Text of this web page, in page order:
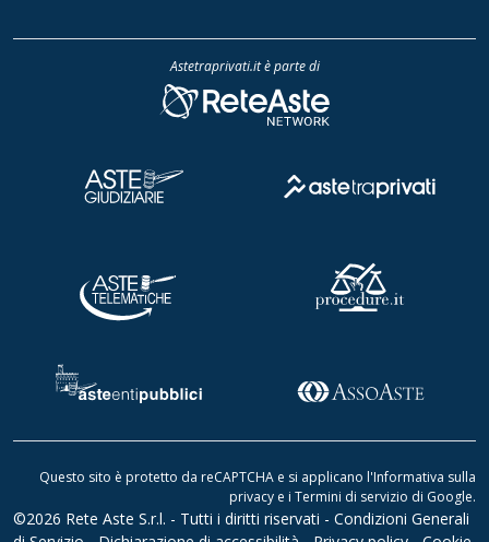
Astetraprivati.it è parte di
Questo sito è protetto da reCAPTCHA e si applicano l'Informativa sulla
privacy e i Termini di servizio di Google.
©2026 Rete Aste S.r.l. - Tutti i diritti riservati - Condizioni Generali